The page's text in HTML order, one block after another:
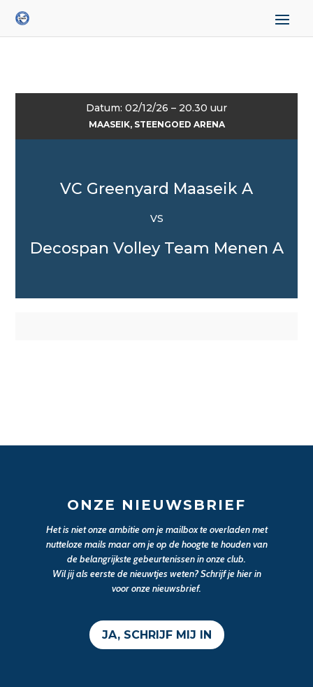
Datum: 02/12/26 – 20.30 uur
MAASEIK, STEENGOED ARENA
VC Greenyard Maaseik A
VS
Decospan Volley Team Menen A
ONZE NIEUWSBRIEF
Het is niet onze ambitie om je mailbox te overladen met
nutteloze mails maar om je op de hoogte te houden van
de belangrijkste gebeurtenissen in onze club.
Wil jij als eerste de nieuwtjes weten? Schrijf je hier in
voor onze nieuwsbrief.
JA, SCHRIJF MIJ IN